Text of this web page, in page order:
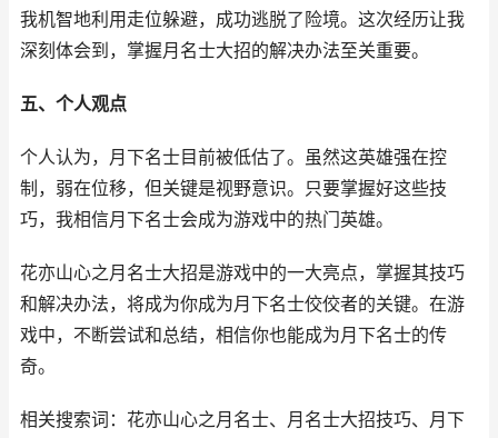
我机智地利用走位躲避，成功逃脱了险境。这次经历让我
深刻体会到，掌握月名士大招的解决办法至关重要。
五、个人观点
个人认为，月下名士目前被低估了。虽然这英雄强在控
制，弱在位移，但关键是视野意识。只要掌握好这些技
巧，我相信月下名士会成为游戏中的热门英雄。
花亦山心之月名士大招是游戏中的一大亮点，掌握其技巧
和解决办法，将成为你成为月下名士佼佼者的关键。在游
戏中，不断尝试和总结，相信你也能成为月下名士的传
奇。
相关搜索词：花亦山心之月名士、月名士大招技巧、月下